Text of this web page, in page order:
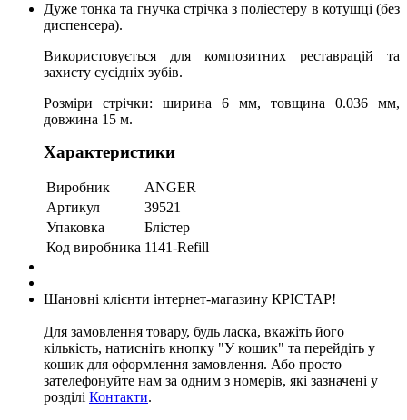
Дуже тонка та гнучка стрічка з поліестеру в котушці (без
диспенсера).
Використовується для композитних реставрацій та
захисту сусідніх зубів.
Розміри стрічки: ширина 6 мм, товщина 0.036 мм,
довжина 15 м.
Характеристики
Виробник
ANGER
Артикул
39521
Упаковка
Блістер
Код виробника 1141-Refill
Шановні клієнти інтернет-магазину КРІСТАР!
Для замовлення товару, будь ласка, вкажіть його
кількість, натисніть кнопку "У кошик" та перейдіть у
кошик для оформлення замовлення. Або просто
зателефонуйте нам за одним з номерів, які зазначені у
розділі Контакти.